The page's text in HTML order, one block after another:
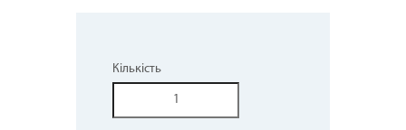
Кількість